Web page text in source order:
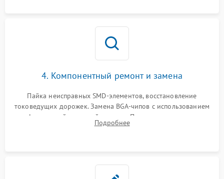
4. Компонентный ремонт и замена
Пайка неисправных SMD-элементов, восстановление
токоведущих дорожек. Замена BGA-чипов с использованием
инфракрасной паяльной станции. Прошивка микросхемы
BIOS или замена поврежденных портов USB
Подробнее